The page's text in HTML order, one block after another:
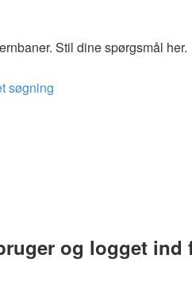
Stil dine spørgsmål her.
søgning
og logget ind